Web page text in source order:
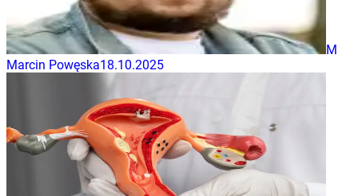
M
Marcin Powęska18.10.2025